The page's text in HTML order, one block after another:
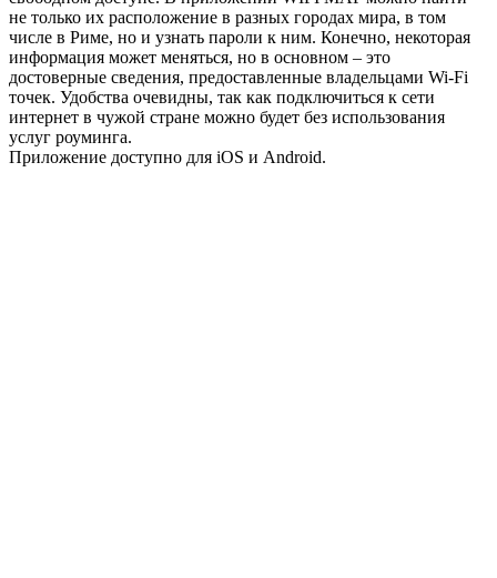
не только их расположение в разных городах мира, в том
числе в Риме, но и узнать пароли к ним. Конечно, некоторая
информация может меняться, но в основном – это
достоверные сведения, предоставленные владельцами Wi-Fi
точек. Удобства очевидны, так как подключиться к сети
интернет в чужой стране можно будет без использования
услуг роуминга.
Приложение доступно для iOS и Android.